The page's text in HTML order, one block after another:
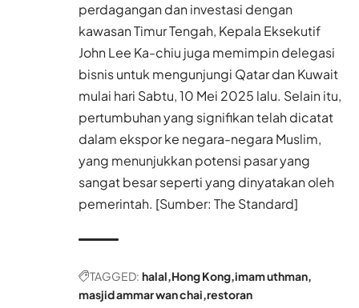
perdagangan dan investasi dengan
kawasan Timur Tengah, Kepala Eksekutif
John Lee Ka-chiu juga memimpin delegasi
bisnis untuk mengunjungi Qatar dan Kuwait
mulai hari Sabtu, 10 Mei 2025 lalu. Selain itu,
pertumbuhan yang signifikan telah dicatat
dalam ekspor ke negara-negara Muslim,
yang menunjukkan potensi pasar yang
sangat besar seperti yang dinyatakan oleh
pemerintah. [Sumber: The Standard]
TAGGED: halal Hong Kong imam uthman
masjid ammar wan chai restoran